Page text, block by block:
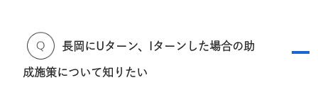
A
長岡にUターン、Iターンした場合の助
成施策について知りたい